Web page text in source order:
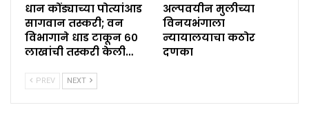
धान कोंड्याच्या पोत्यांआड
सागवान तस्करी; वन
विभागाने धाड टाकून ६०
लाखांची तस्करी केली…
अल्पवयीन मुलीच्या
विनयभंगाला
न्यायालयाचा कठोर
दणका
PREV NEXT